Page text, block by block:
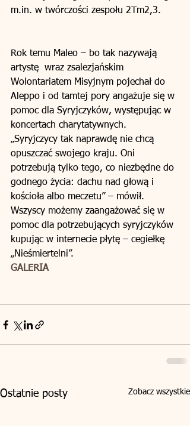
m.in. w twórczości zespołu 2Tm2,3.
Rok temu Maleo – bo tak nazywają
artystę  wraz zsalezjańskim
Wolontariatem Misyjnym pojechał do
Aleppo i od tamtej pory angażuje się w
pomoc dla Syryjczyków, występując w
koncertach charytatywnych.
„Syryjczycy tak naprawdę nie chcą
opuszczać swojego kraju. Oni
potrzebują tylko tego, co niezbędne do
godnego życia: dachu nad głową i
kościoła albo meczetu” – mówił.
Wszyscy możemy zaangażować się w
pomoc dla potrzebujących syryjczyków
kupując w internecie płytę – cegiełkę
„Nieśmiertelni”.
GALERIA
Ostatnie posty Zobacz wszystkie